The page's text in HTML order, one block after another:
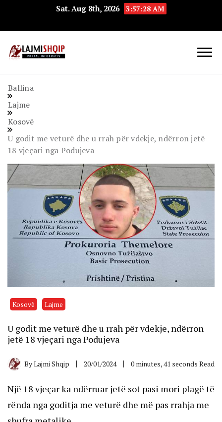
Sat. Aug 8th, 2026 3:57:29 AM
Ballina
Lajme
Kosovë
U godit me veturë dhe u rrah për vdekje, ndërron jetë
18 vjeçari nga Podujeva
Kosovë Lajme
U godit me veturë dhe u rrah për vdekje, ndërron
jetë 18 vjeçari nga Podujeva
ByLajmi Shqip 20/01/2024 0 minutes, 41 seconds Read
Një 18 vjeçar ka ndërruar jetë sot pasi mori plagë të
rënda nga goditja me veturë dhe më pas rrahja me